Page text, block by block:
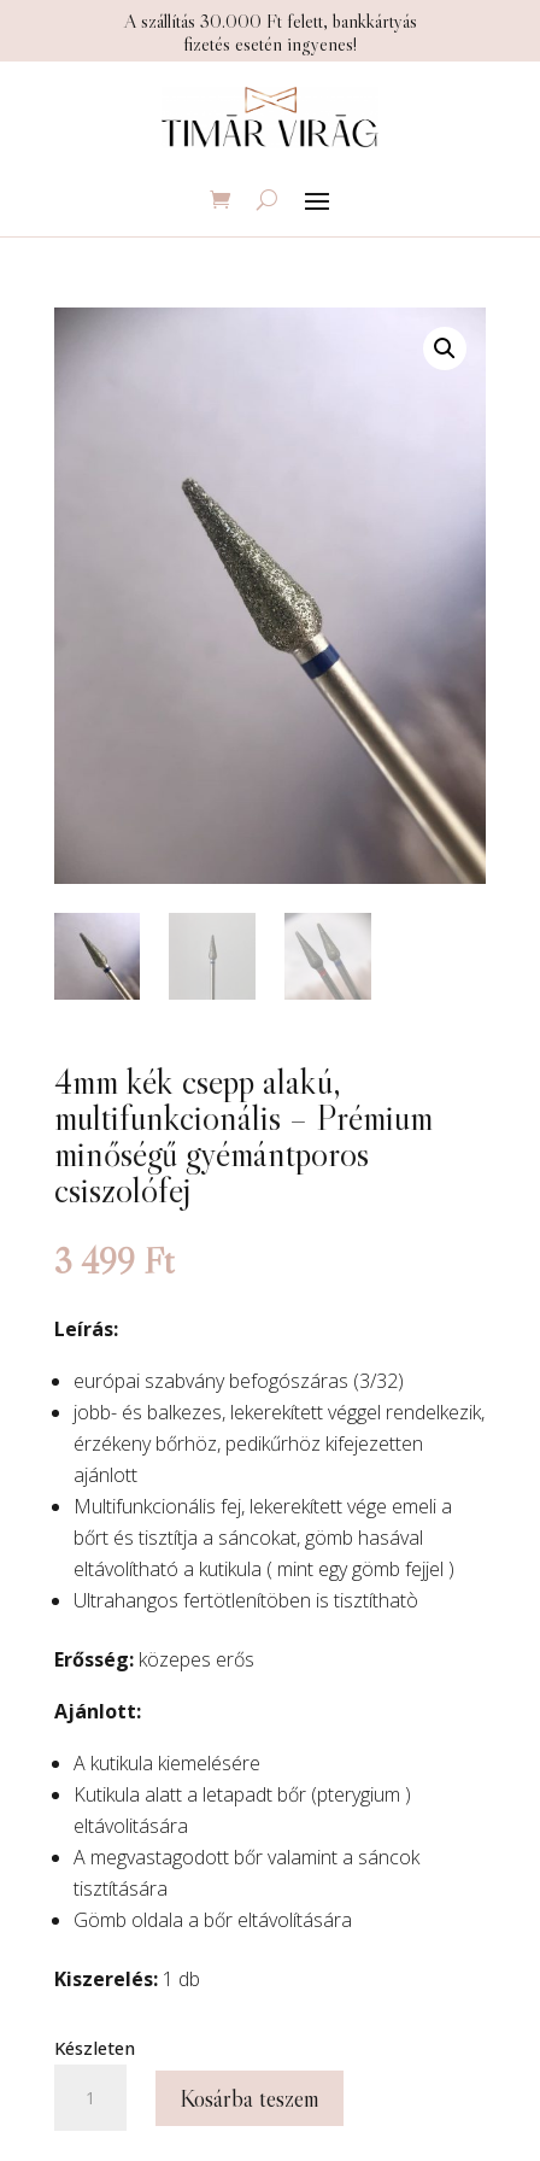
A szállítás 30.000 Ft felett, bankkártyás
fizetés esetén ingyenes!
4mm kék csepp alakú,
multifunkcionális – Prémium
minőségű gyémántporos
csiszolófej
3 499 Ft
Leírás:
európai szabvány befogószáras (3/32)
jobb- és balkezes, lekerekített véggel rendelkezik,
érzékeny bőrhöz, pedikűrhöz kifejezetten
ajánlott
Multifunkcionális fej, lekerekített vége emeli a
bőrt és tisztítja a sáncokat, gömb hasával
eltávolítható a kutikula ( mint egy gömb fejjel )
Ultrahangos fertötlenítöben is tisztíthatò
Erősség:közepes erős
Ajánlott:
A kutikula kiemelésére
Kutikula alatt a letapadt bőr (pterygium )
eltávolitására
A megvastagodott bőr valamint a sáncok
tisztítására
Gömb oldala a bőr eltávolítására
Kiszerelés:1 db
Készleten
Kosárba teszem